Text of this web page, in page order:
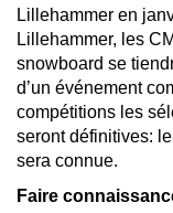
Lillehammer en
Lillehammer, les
snowboard se
d’un événement
compétitions les
seront définitives:
sera connue.
Faire